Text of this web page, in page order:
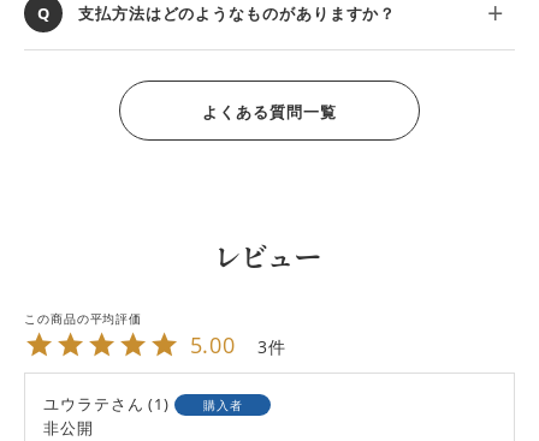
支払方法はどのようなものがありますか？
よくある質問一覧
レビュー
5.00 3
ユウラテ 1 購入者
非公開